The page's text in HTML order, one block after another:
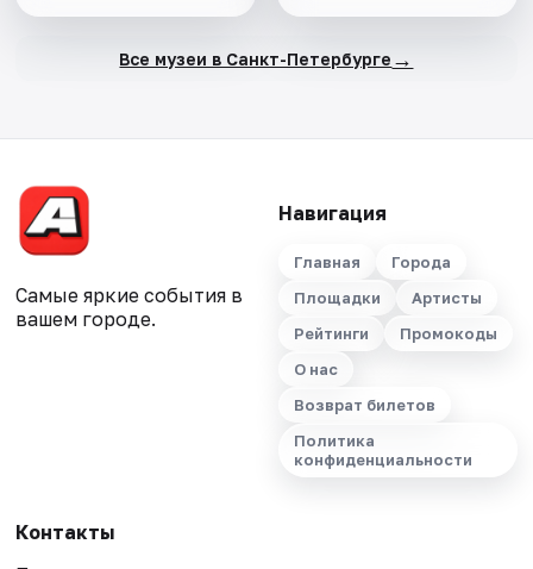
Все музеи в Санкт-Петербурге →
Самые яркие события в
вашем городе.
Навигация
Главная
Города
Площадки
Артисты
Рейтинги
Промокоды
О нас
Возврат билетов
Политика
конфиденциальности
Контакты